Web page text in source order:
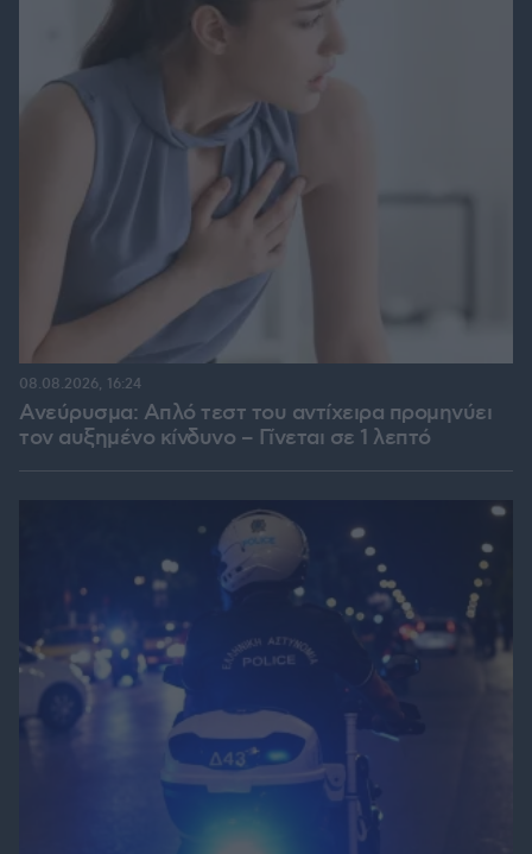
Ανεύρυσμα: Απλό τεστ του αντίχειρα προμηνύει
τον αυξημένο κίνδυνο – Γίνεται σε 1 λεπτό
08.08.2026, 16:24